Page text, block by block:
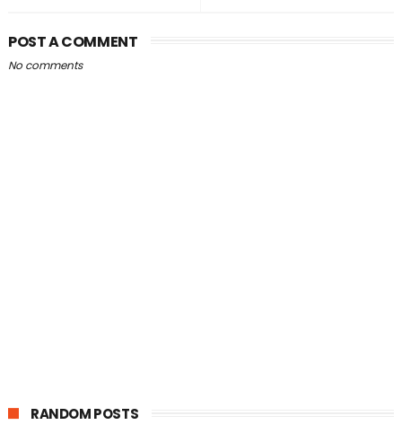
POST A COMMENT
No comments
RANDOM POSTS